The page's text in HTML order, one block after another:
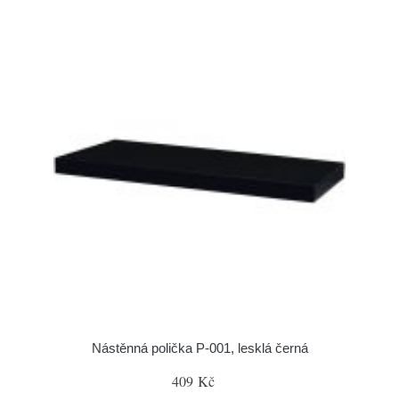
Nástěnná polička P-001, lesklá černá
409 Kč